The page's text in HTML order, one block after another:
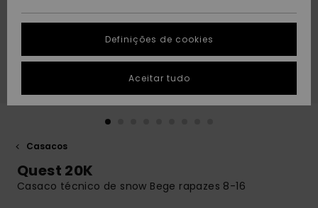
Coleções
Highlights
Guia de
tamanhos
conversa para
obteres a
resposta mais
PRESENTE
DESEJO
Casacos
Quest 20K
Casaco técnico de snow Bege rapazes 8-16
Definições de cookies
Aceitar tudo